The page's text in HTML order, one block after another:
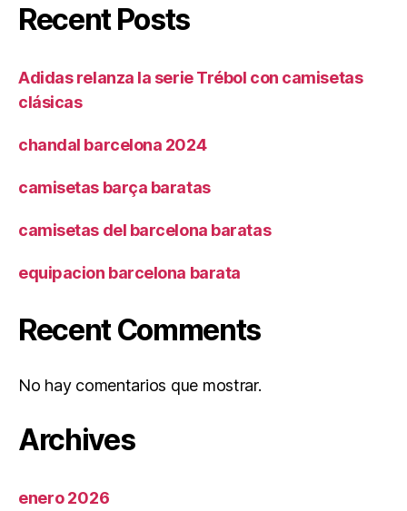
Recent Posts
Adidas relanza la serie Trébol con camisetas
clásicas
chandal barcelona 2024
camisetas barça baratas
camisetas del barcelona baratas
equipacion barcelona barata
Recent Comments
No hay comentarios que mostrar.
Archives
enero 2026